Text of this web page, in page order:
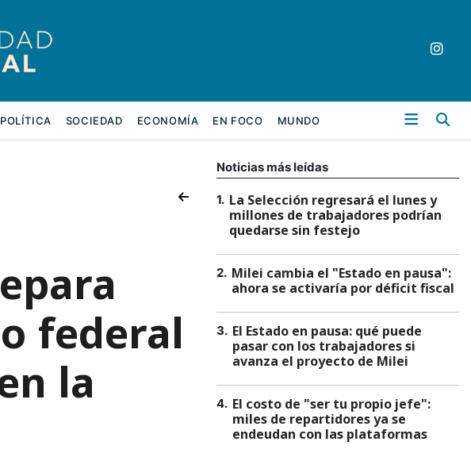
POLÍTICA SOCIEDAD ECONOMÍA EN FOCO MUNDO
federal
la
Noticias más leídas
1. La Selección regresará el lunes y
millones de trabajadores podrían
quedarse sin festejo
2. Milei cambia el "Estado en pausa":
ahora se activaría por déficit fiscal
3. El Estado en pausa: qué puede
pasar con los trabajadores si
avanza el proyecto de Milei
4. El costo de "ser tu propio jefe":
miles de repartidores ya se
endeudan con las plataformas